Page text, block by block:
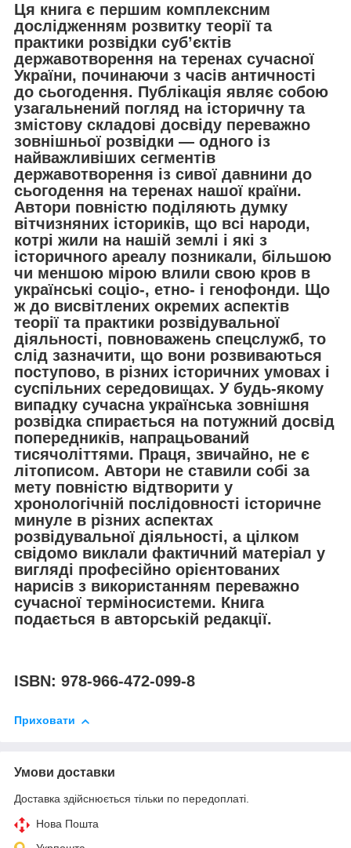
Ця книга є першим комплексним
дослідженням розвитку теорії та
практики розвідки суб’єктів
державотворення на теренах сучасної
України, починаючи з часів античності
до сьогодення. Публікація являє собою
узагальнений погляд на історичну та
змістову складові досвіду переважно
зовнішньої розвідки — одного із
найважливіших сегментів
державотворення із сивої давнини до
сьогодення на теренах нашої країни.
Автори повністю поділяють думку
вітчизняних істориків, що всі народи,
котрі жили на нашій землі і які з
історичного ареалу позникали, більшою
чи меншою мірою влили свою кров в
українські соціо-, етно- і генофонди. Що
ж до висвітлених окремих аспектів
теорії та практики розвідувальної
діяльності, повноважень спецслужб, то
слід зазначити, що вони розвиваються
поступово, в різних історичних умовах і
суспільних середовищах. У будь-якому
випадку сучасна українська зовнішня
розвідка спирається на потужний досвід
попередників, напрацьований
тисячоліттями. Праця, звичайно, не є
літописом. Автори не ставили собі за
мету повністю відтворити у
хронологічній послідовності історичне
минуле в різних аспектах
розвідувальної діяльності, а цілком
свідомо виклали фактичний матеріал у
вигляді професійно орієнтованих
нарисів з використанням переважно
сучасної терміносистеми. Книга
подається в авторській редакції.
ISBN: 978-966-472-099-8
Приховати
Умови доставки
Доставка здійснюється тільки по передоплаті.
Нова Пошта